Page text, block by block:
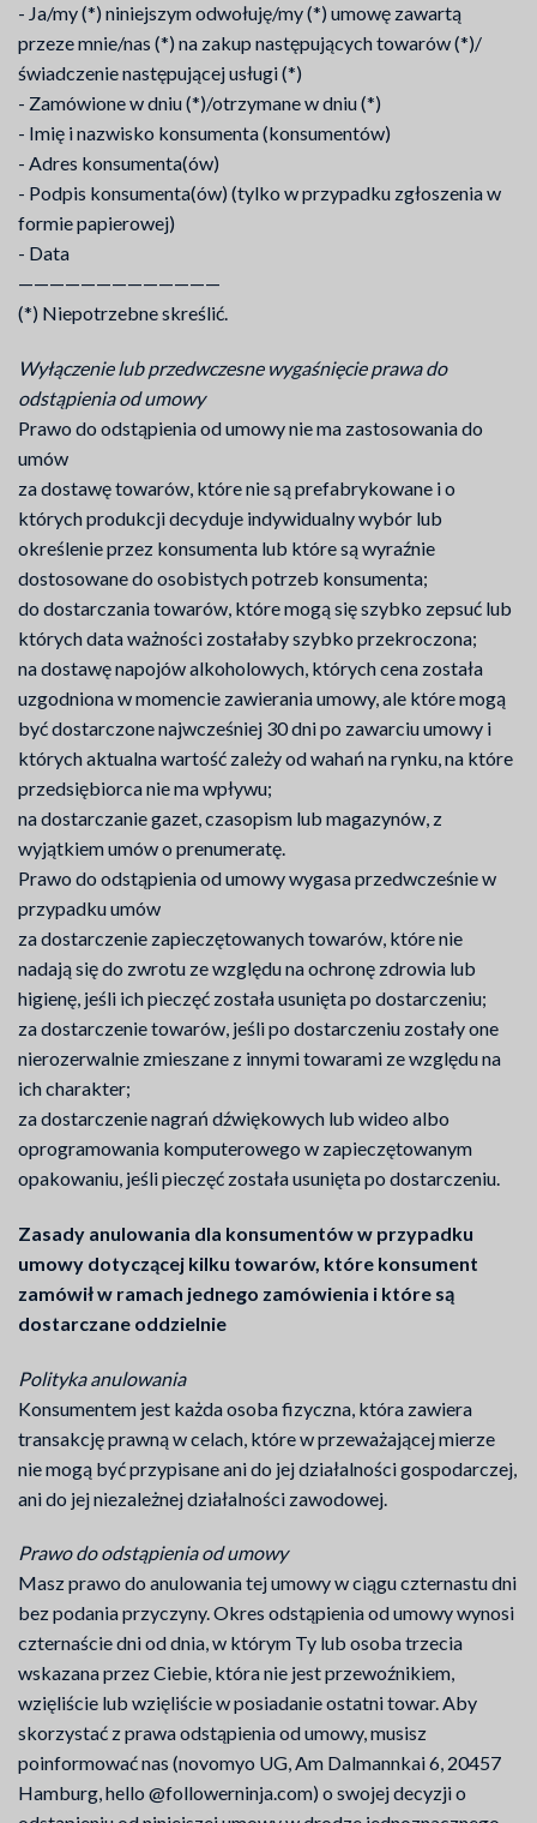
- Ja/my (*) niniejszym odwołuję/my (*) umowę zawartą
przeze mnie/nas (*) na zakup następujących towarów (*)/
świadczenie następującej usługi (*)
- Zamówione w dniu (*)/otrzymane w dniu (*)
- Imię i nazwisko konsumenta (konsumentów)
- Adres konsumenta(ów)
- Podpis konsumenta(ów) (tylko w przypadku zgłoszenia w
formie papierowej)
- Data
—————————————
(*) Niepotrzebne skreślić.
Wyłączenie lub przedwczesne wygaśnięcie prawa do
odstąpienia od umowy
Prawo do odstąpienia od umowy nie ma zastosowania do
umów
za dostawę towarów, które nie są prefabrykowane i o
których produkcji decyduje indywidualny wybór lub
określenie przez konsumenta lub które są wyraźnie
dostosowane do osobistych potrzeb konsumenta;
do dostarczania towarów, które mogą się szybko zepsuć lub
których data ważności zostałaby szybko przekroczona;
na dostawę napojów alkoholowych, których cena została
uzgodniona w momencie zawierania umowy, ale które mogą
być dostarczone najwcześniej 30 dni po zawarciu umowy i
których aktualna wartość zależy od wahań na rynku, na które
przedsiębiorca nie ma wpływu;
na dostarczanie gazet, czasopism lub magazynów, z
wyjątkiem umów o prenumeratę.
Prawo do odstąpienia od umowy wygasa przedwcześnie w
przypadku umów
za dostarczenie zapieczętowanych towarów, które nie
nadają się do zwrotu ze względu na ochronę zdrowia lub
higienę, jeśli ich pieczęć została usunięta po dostarczeniu;
za dostarczenie towarów, jeśli po dostarczeniu zostały one
nierozerwalnie zmieszane z innymi towarami ze względu na
ich charakter;
za dostarczenie nagrań dźwiękowych lub wideo albo
oprogramowania komputerowego w zapieczętowanym
opakowaniu, jeśli pieczęć została usunięta po dostarczeniu.
Zasady anulowania dla konsumentów w przypadku
umowy dotyczącej kilku towarów, które konsument
zamówił w ramach jednego zamówienia i które są
dostarczane oddzielnie
Polityka anulowania
Konsumentem jest każda osoba fizyczna, która zawiera
transakcję prawną w celach, które w przeważającej mierze
nie mogą być przypisane ani do jej działalności gospodarczej,
ani do jej niezależnej działalności zawodowej.
Prawo do odstąpienia od umowy
Masz prawo do anulowania tej umowy w ciągu czternastu dni
bez podania przyczyny. Okres odstąpienia od umowy wynosi
czternaście dni od dnia, w którym Ty lub osoba trzecia
wskazana przez Ciebie, która nie jest przewoźnikiem,
wzięliście lub wzięliście w posiadanie ostatni towar. Aby
skorzystać z prawa odstąpienia od umowy, musisz
poinformować nas (novomyo UG, Am Dalmannkai 6, 20457
Hamburg, hello @followerninja.com) o swojej decyzji o